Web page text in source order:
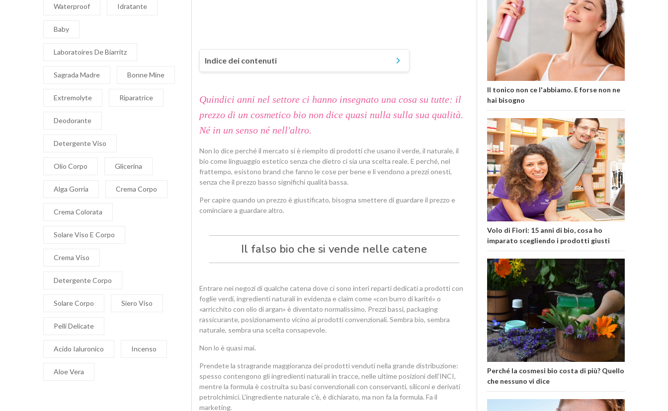
Waterproof Idratante
Baby
Laboratoires De Biarritz
Sagrada Madre Bonne Mine
Extremolyte Riparatrice
Deodorante
Detergente Viso
Olio Corpo Glicerina
Alga Gorria Crema Corpo
Crema Colorata
Solare Viso E Corpo
Crema Viso
Detergente Corpo
Solare Corpo Siero Viso
Pelli Delicate
Acido Ialuronico Incenso
Aloe Vera
Indice dei contenuti keyboard_arrow_down
Perché un bio vero costa strutturalmente di più
Il problema del white label: quando non sai cosa stai comprando
Il caso Endro: un prezzo basso che non significa quello che sembra
Come orientarsi: tre cose da guardare prima del prezzo
Quindici anni nel settore ci hanno insegnato una cosa su tutte: il
prezzo di un cosmetico bio non dice quasi nulla sulla sua qualità.
Né in un senso né nell'altro.
Non lo dice perché il mercato si è riempito di prodotti che usano il verde, il naturale, il
bio come linguaggio estetico senza che dietro ci sia una scelta reale. E perché, nel
frattempo, esistono brand che fanno le cose per bene e li vendono a prezzi onesti,
senza che il prezzo basso significhi qualità bassa.
Per capire quando un prezzo è giustificato, bisogna smettere di guardare il prezzo e
cominciare a guardare altro.
Il falso bio che si vende nelle catene
Entrare nei negozi di qualche catena dove ci sono interi reparti dedicati a prodotti con
foglie verdi, ingredienti naturali in evidenza e claim come «con burro di karité» o
«arricchito con olio di argan» è diventato normalissimo. Prezzi bassi, packaging
rassicurante, posizionamento vicino ai prodotti convenzionali. Sembra bio, sembra
naturale, sembra una scelta consapevole.
Non lo è quasi mai.
Prendete la stragrande maggioranza dei prodotti venduti nella grande distribuzione:
spesso contengono gli ingredienti naturali in tracce, nelle ultime posizioni dell'INCI,
mentre la formula è costruita su basi convenzionali con conservanti, siliconi e derivati
petrolchimici. L'ingrediente naturale c'è, è dichiarato, ma non fa la formula. Fa il
marketing.
Il tonico non ce l'abbiamo. E forse non ne
hai bisogno
Volo di Fiori: 15 anni di bio, cosa ho
imparato scegliendo i prodotti giusti
Perché la cosmesi bio costa di più? Quello
che nessuno vi dice